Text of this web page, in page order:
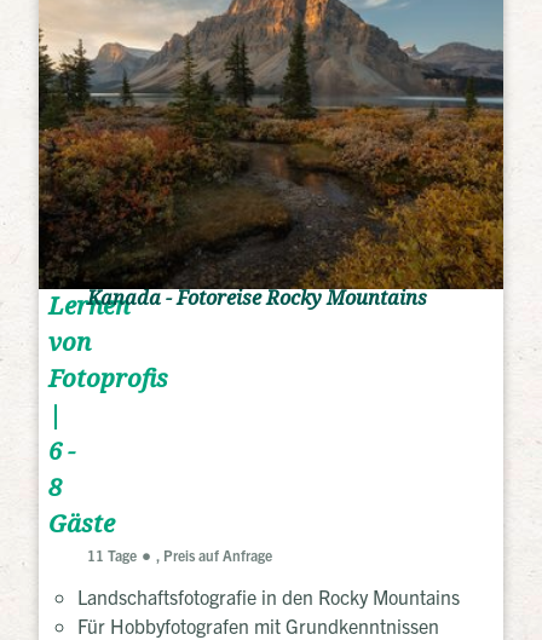
Lernen
von
Fotoprofis
|
6 -
8
Gäste
Kanada - Fotoreise Rocky Mountains
11 Tage , Preis auf Anfrage
Landschaftsfotografie in den Rocky Mountains
Für Hobbyfotografen mit Grundkenntnissen